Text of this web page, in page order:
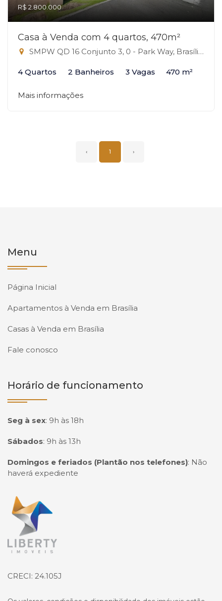
R$ 2.800.000
Casa à Venda com 4 quartos, 470m²
SMPW QD 16 Conjunto 3, 0 - Park Way, Brasília-DF
4 Quartos 2 Banheiros 3 Vagas 470 m²
Mais informações
‹ 1 ›
Menu
Página Inicial
Apartamentos à Venda em Brasília
Casas à Venda em Brasília
Fale conosco
Horário de funcionamento
Seg à sex: 9h às 18h
Sábados: 9h às 13h
Domingos e feriados (Plantão nos telefones): Não
haverá expediente
Página inicial
CRECI: 24.105J